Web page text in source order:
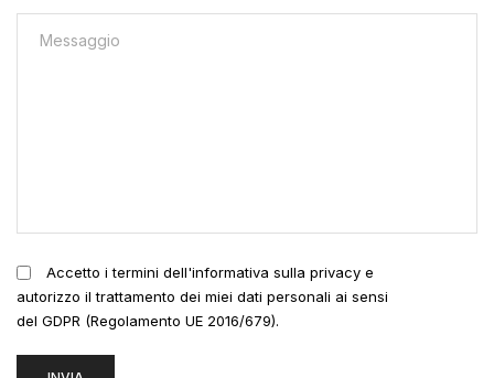
Accetto i termini dell'informativa sulla privacy e
autorizzo il trattamento dei miei dati personali ai sensi
del GDPR (Regolamento UE 2016/679).